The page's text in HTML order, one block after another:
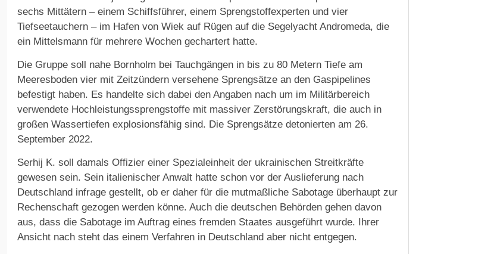
sechs Mittätern – einem Schiffsführer, einem Sprengstoffexperten und vier
Tiefseetauchern – im Hafen von Wiek auf Rügen auf die Segelyacht Andromeda, die
ein Mittelsmann für mehrere Wochen gechartert hatte.
Die Gruppe soll nahe Bornholm bei Tauchgängen in bis zu 80 Metern Tiefe am
Meeresboden vier mit Zeitzündern versehene Sprengsätze an den Gaspipelines
befestigt haben. Es handelte sich dabei den Angaben nach um im Militärbereich
verwendete Hochleistungssprengstoffe mit massiver Zerstörungskraft, die auch in
großen Wassertiefen explosionsfähig sind. Die Sprengsätze detonierten am 26.
September 2022.
Serhij K. soll damals Offizier einer Spezialeinheit der ukrainischen Streitkräfte
gewesen sein. Sein italienischer Anwalt hatte schon vor der Auslieferung nach
Deutschland infrage gestellt, ob er daher für die mutmaßliche Sabotage überhaupt zur
Rechenschaft gezogen werden könne. Auch die deutschen Behörden gehen davon
aus, dass die Sabotage im Auftrag eines fremden Staates ausgeführt wurde. Ihrer
Ansicht nach steht das einem Verfahren in Deutschland aber nicht entgegen.